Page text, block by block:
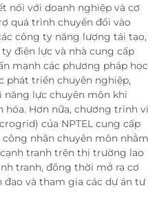
nối với doanh nghiệp và cơ
quá trình chuyển đổi vào
công ty năng lượng tái tạo,
điện lực và nhà cung cấp
mạnh các phương pháp học
phát triển chuyên nghiệp,
lực chuyên môn khi
Hơn nữa, chương trình vi
của NPTEL cung cấp
nhận chuyên môn nhằm
tranh trên thị trường lao
tranh, đồng thời mở ra cơ
và tham gia các dự án tư